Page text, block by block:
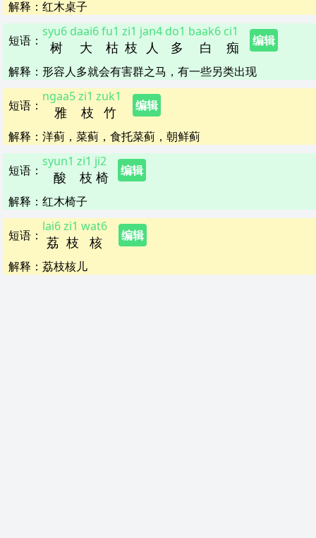
解释 ： 红木桌子
短语 ： 树
syu6
大
daai6
枯
fu1
枝
zi1
人
jan4
多
do1
白
baak6
痴
ci1
编辑
解释 ： 形容人多就会有害群之马，有一些另类出现
短语 ： 雅
ngaa5
枝
zi1
竹
zuk1
编辑
解释 ： 洋蓟，菜蓟，食托菜蓟，朝鲜蓟
短语 ： 酸
syun1
枝
zi1
椅
ji2
编辑
解释 ： 红木椅子
短语 ： 荔
lai6
枝
zi1
核
wat6
编辑
解释 ： 荔枝核儿